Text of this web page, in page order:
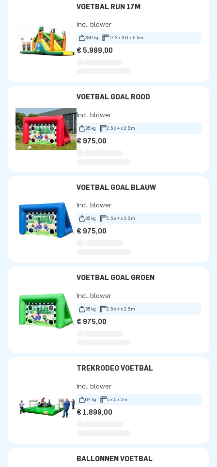
VOETBAL RUN 17M
Incl. blower
340 kg 17.3 x 3.6 x 5.5m
€ 5.999,00
VOETBAL GOAL ROOD
Incl. blower
35 kg 2.5 x 4 x 2.6m
€ 975,00
VOETBAL GOAL BLAUW
Incl. blower
35 kg 2.5 x 4 x 2.6m
€ 975,00
VOETBAL GOAL GROEN
Incl. blower
35 kg 2.5 x 4 x 2.6m
€ 975,00
TREKRODEO VOETBAL
Incl. blower
64 kg 5 x 5 x 2m
€ 1.899,00
BALLONNEN VOETBAL